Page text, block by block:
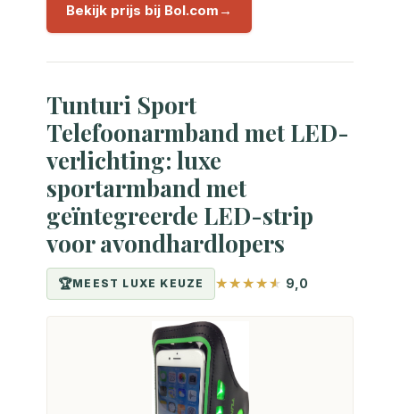
Bekijk prijs bij Bol.com
Tunturi Sport
Telefoonarmband met LED-
verlichting: luxe
sportarmband met
geïntegreerde LED-strip
voor avondhardlopers
MEEST LUXE KEUZE 9,0